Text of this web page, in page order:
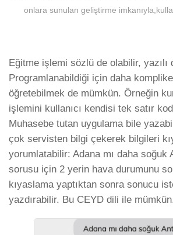
onlara sunulan geliştirme
Eğitme işlemi sözlü de olabilir, yazılı
Programlanabildiği için daha
öğretebilmek de mümkün. Örneğin
işlemini kullanıcı kendisi tek satır
Muhasebe tutan uygulama bile
çok servisten bilgi çekerek bilgileri
yorumlatabilir: Adana mı daha soğuk
sorusu için 2 yerin hava durumunu
kıyaslama yaptıktan sonra sonucu
yazdırabilir. Bu CEYD dili ile